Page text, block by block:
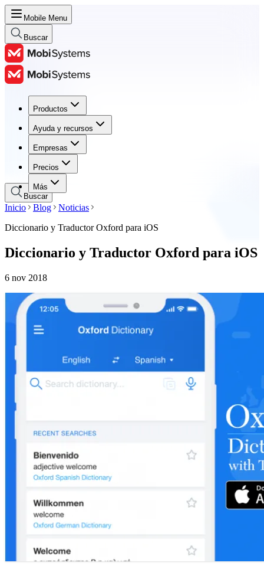
Mobile Menu
Buscar
Productos
Ayuda y recursos
Empresas
Precios
Más
Productos
Ayuda y recursos
Empresas
Precios
Buscar
Inicio Blog
Noticias
Diccionario y Traductor Oxford para iOS
Diccionario y Traductor Oxford para iOS
6 nov 2018